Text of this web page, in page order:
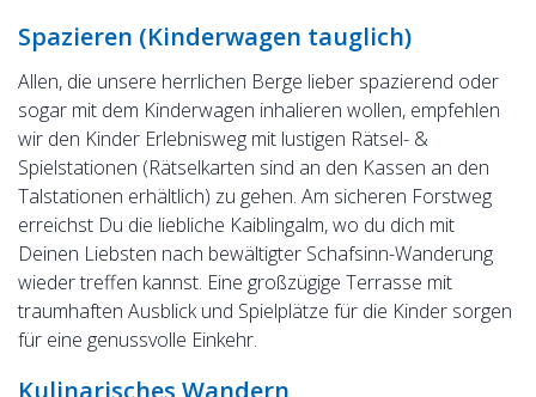
Spazieren (Kinderwagen tauglich)
Allen, die unsere herrlichen Berge lieber spazierend oder
sogar mit dem Kinderwagen inhalieren wollen, empfehlen
wir den Kinder Erlebnisweg mit lustigen Rätsel- &
Spielstationen (Rätselkarten sind an den Kassen an den
Talstationen erhältlich) zu gehen. Am sicheren Forstweg
erreichst Du die liebliche Kaiblingalm, wo du dich mit
Deinen Liebsten nach bewältigter Schafsinn-Wanderung
wieder treffen kannst. Eine großzügige Terrasse mit
traumhaften Ausblick und Spielplätze für die Kinder sorgen
für eine genussvolle Einkehr.
Kulinarisches Wandern